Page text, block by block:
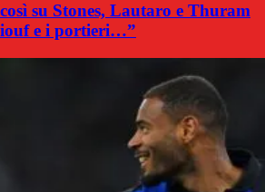
su Stones, Lautaro e Thuram
e i portieri…”